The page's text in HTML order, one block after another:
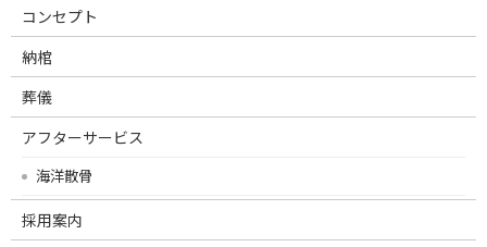
コンセプト
納棺
葬儀
アフターサービス
海洋散骨
採用案内